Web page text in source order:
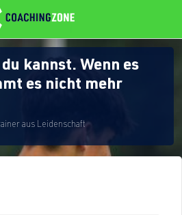
kannst. Wenn es
es nicht mehr
aus Leidenschaft